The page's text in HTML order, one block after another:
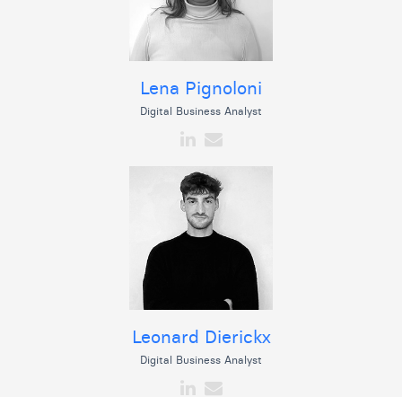
Lena Pignoloni
Digital Business Analyst
Leonard Dierickx
Digital Business Analyst